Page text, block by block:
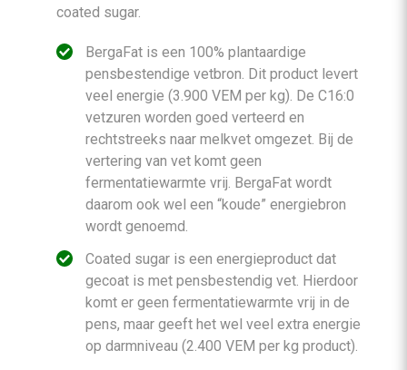
coated sugar.
BergaFat is een 100% plantaardige
pensbestendige vetbron. Dit product levert
veel energie (3.900 VEM per kg). De C16:0
vetzuren worden goed verteerd en
rechtstreeks naar melkvet omgezet. Bij de
vertering van vet komt geen
fermentatiewarmte vrij. BergaFat wordt
daarom ook wel een “koude” energiebron
wordt genoemd.
Coated sugar is een energieproduct dat
gecoat is met pensbestendig vet. Hierdoor
komt er geen fermentatiewarmte vrij in de
pens, maar geeft het wel veel extra energie
op darmniveau (2.400 VEM per kg product).